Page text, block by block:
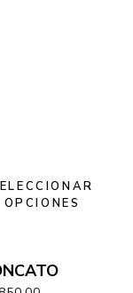
OPCIONES